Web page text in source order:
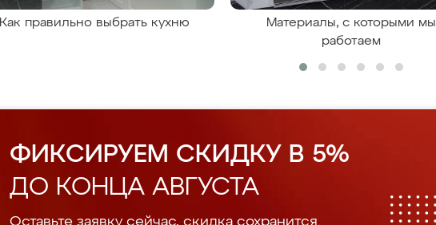
Как правильно выбрать кухню
Материалы, с которыми мы
работаем
ФИКСИРУЕМ СКИДКУ В 5%
ДО КОНЦА АВГУСТА
Оставьте заявку сейчас, скидка сохранится.